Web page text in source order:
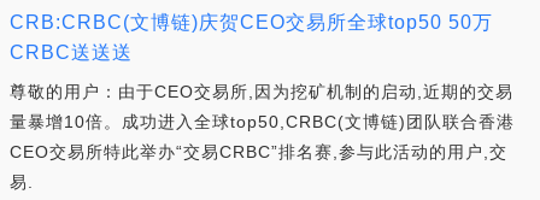
CRB:CRBC(文博链)庆贺CEO交易所全球top50 50万
CRBC送送送
尊敬的用户：由于CEO交易所,因为挖矿机制的启动,近期的交易
量暴增10倍。成功进入全球top50,CRBC(文博链)团队联合香港
CEO交易所特此举办“交易CRBC”排名赛,参与此活动的用户,交
易.